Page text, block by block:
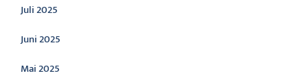
Juli 2025
Juni 2025
Mai 2025